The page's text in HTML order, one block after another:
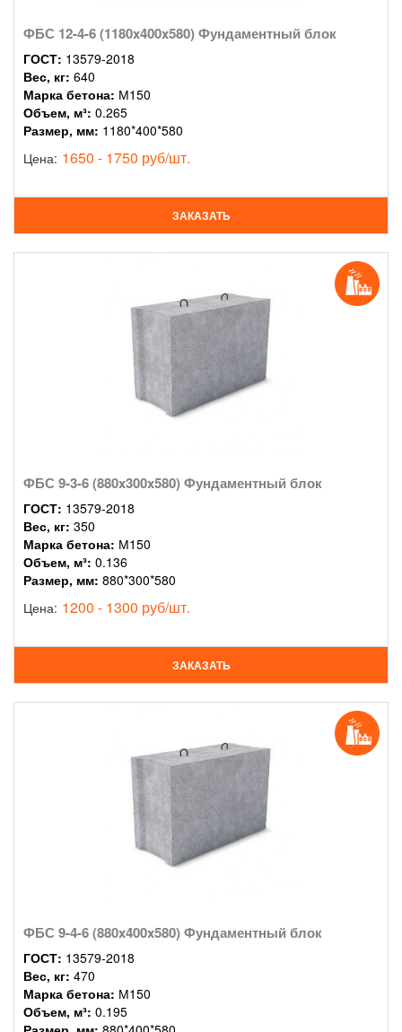
ФБС 12-4-6 (1180x400x580) Фундаментный блок
ГОСТ: 13579-2018
Вес, кг: 640
Марка бетона: М150
Объем, м³: 0.265
Размер, мм: 1180*400*580
Цена: 1650 - 1750 руб/шт.
ЗАКАЗАТЬ
ФБС 9-3-6 (880x300x580) Фундаментный блок
ГОСТ: 13579-2018
Вес, кг: 350
Марка бетона: М150
Объем, м³: 0.136
Размер, мм: 880*300*580
Цена: 1200 - 1300 руб/шт.
ЗАКАЗАТЬ
ФБС 9-4-6 (880x400x580) Фундаментный блок
ГОСТ: 13579-2018
Вес, кг: 470
Марка бетона: М150
Объем, м³: 0.195